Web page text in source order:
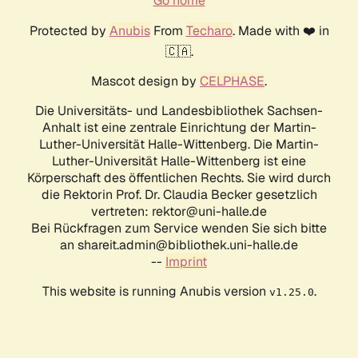
Protected by AnubisFrom Techaro. Made with ❤️ in
🇨🇦.
Mascot design by CELPHASE.
Die Universitäts- und Landesbibliothek Sachsen-
Anhalt ist eine zentrale Einrichtung der Martin-
Luther-Universität Halle-Wittenberg. Die Martin-
Luther-Universität Halle-Wittenberg ist eine
Körperschaft des öffentlichen Rechts. Sie wird durch
die Rektorin Prof. Dr. Claudia Becker gesetzlich
vertreten: rektor@uni-halle.de
Bei Rückfragen zum Service wenden Sie sich bitte
an shareit.admin@bibliothek.uni-halle.de
-- Imprint
This website is running Anubis version v1.25.0.